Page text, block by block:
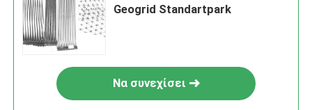
Geogrid Standartpark
Να συνεχίσει